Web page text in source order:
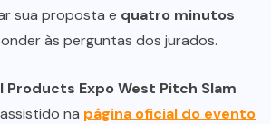
sua proposta e quatro minutos
às perguntas dos jurados.
Products Expo West Pitch Slam
na página oficial do evento